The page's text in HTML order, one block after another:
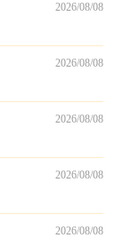
2026/08/08
2026/08/08
2026/08/08
2026/08/08
2026/08/08